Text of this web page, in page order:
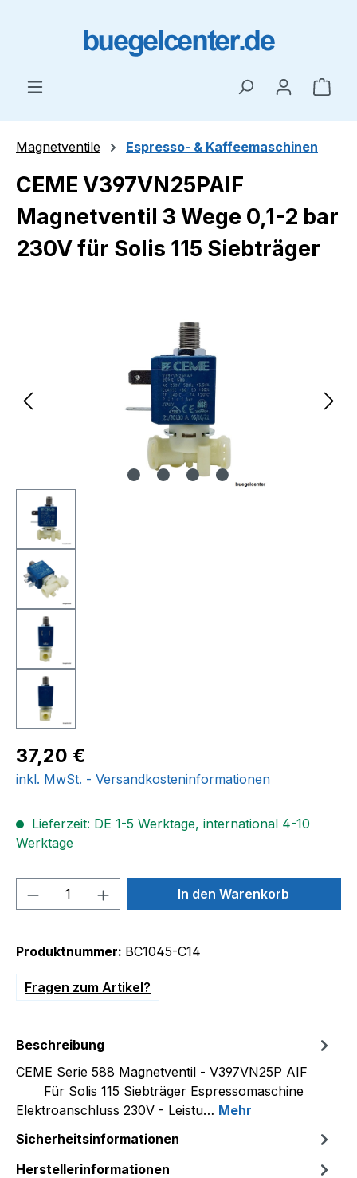
Magnetventile Espresso- & Kaffeemaschinen
CEME V397VN25PAIF
Magnetventil 3 Wege 0,1-2 bar
230V für Solis 115 Siebträger
Regulärer Preis:
37,20 €
inkl. MwSt. - Versandkosteninformationen
Lieferzeit: DE 1-5 Werktage, international 4-10
Werktage
Produkt Anzahl: Gib denIn den Warenkorb
Produktnummer: BC1045-C14
Fragen zum Artikel?
Beschreibung
CEME Serie 588 Magnetventil - V397VN25P AIF
Für Solis 115 Siebträger Espressomaschine
Elektroanschluss 230V - Leistu… Mehr
Sicherheitsinformationen
Herstellerinformationen